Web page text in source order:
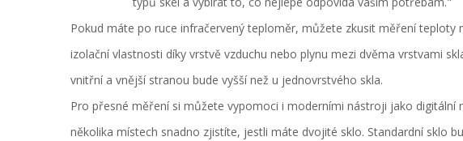
Pokud máte po ruce infračervený teploměr, můžete zkusit měření teploty
izolační vlastnosti díky vrstvě vzduchu nebo plynu mezi dvěma vrstvami
vnitřní a vnější stranou bude vyšší než u jednovrstvého skla.
Pro přesné měření si můžete vypomoci i moderními nástroji jako digitální
několika místech snadno zjistíte, jestli máte dvojité sklo. Standardní sklo